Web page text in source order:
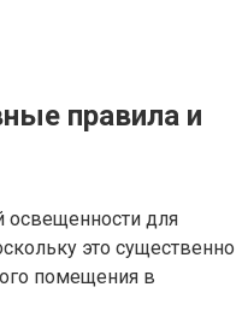
правила и
освещенности для
это существенно
помещения в